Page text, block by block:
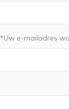
*Uw e-mailadres